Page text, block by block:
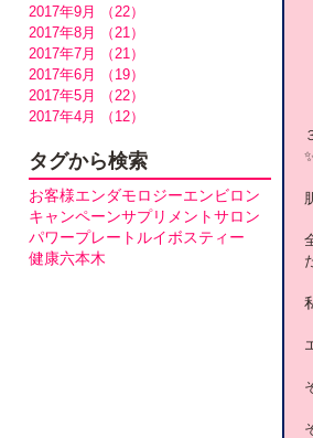
2017年9月
（22）
2017年8月
（21）
2017年7月
（21）
2017年6月
（19）
2017年5月
（22）
2017年4月
（12）
タグから検索
お客様エンダモロジーエンビロン
キャンペーンサプリメントサロン
パワープレート ルイボスティー
健康六本木